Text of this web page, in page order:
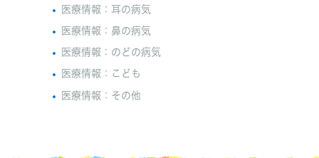
医療情報：耳の病気
医療情報：鼻の病気
医療情報：のどの病気
医療情報：こども
医療情報：その他